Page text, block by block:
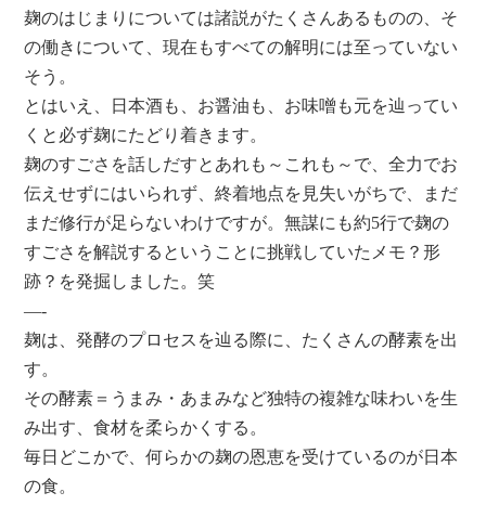
麹のはじまりについては諸説がたくさんあるものの、そ
の働きについて、現在もすべての解明には至っていない
そう。
とはいえ、日本酒も、お醤油も、お味噌も元を辿ってい
くと必ず麹にたどり着きます。
麹のすごさを話しだすとあれも～これも～で、全力でお
伝えせずにはいられず、終着地点を見失いがちで、まだ
まだ修行が足らないわけですが。無謀にも約5行で麹の
すごさを解説するということに挑戦していたメモ？形
跡？を発掘しました。笑
—-
麹は、発酵のプロセスを辿る際に、たくさんの酵素を出
す。
その酵素＝うまみ・あまみなど独特の複雑な味わいを生
み出す、食材を柔らかくする。
毎日どこかで、何らかの麹の恩恵を受けているのが日本
の食。